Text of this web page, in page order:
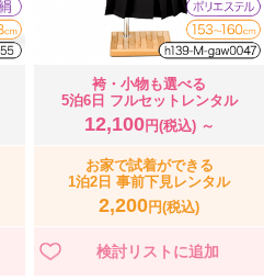
袴・小物も選べる
5泊6日 フルセットレンタル
12,100円(税込) ～
お家で試着ができる
1泊2日 事前下見レンタル
2,200円(税込)